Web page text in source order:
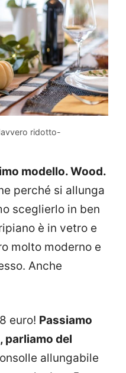
ridotto-
modello. Wood.
perché si allunga
sceglierlo in ben
è in vetro e
molto moderno e
Anche
euro! Passiamo
parliamo del
allungabile